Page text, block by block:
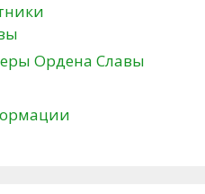
Ордена Славы